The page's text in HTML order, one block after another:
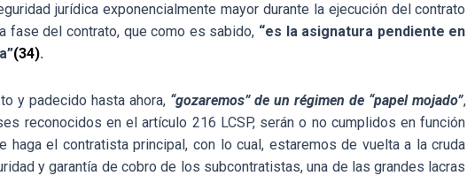
jurídica exponencialmente mayor durante la ejecución del contrato
fase del contrato, que como es sabido, “es la asignatura pendiente en
(34).
y padecido hasta ahora, “gozaremos” de un régimen de “papel mojado”,
reconocidos en el artículo 216 LCSP, serán o no cumplidos en función
haga el contratista principal, con lo cual, estaremos de vuelta a la cruda
y garantía de cobro de los subcontratistas, una de las grandes lacras